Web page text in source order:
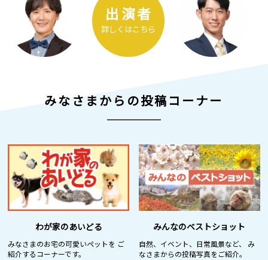
出演者
詳しくはこちら
みなさまからの投稿コーナー
わが家のあいどる
みなさまのお宅の可愛いペットを ご
紹介するコーナーです。
みんなのベストショット
自然、イベント、日常風景など、 み
なさまからの投稿写真をご紹介。